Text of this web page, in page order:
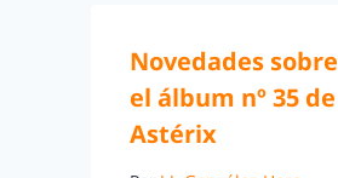
Novedades sobre
el álbum nº 35 de
Astérix